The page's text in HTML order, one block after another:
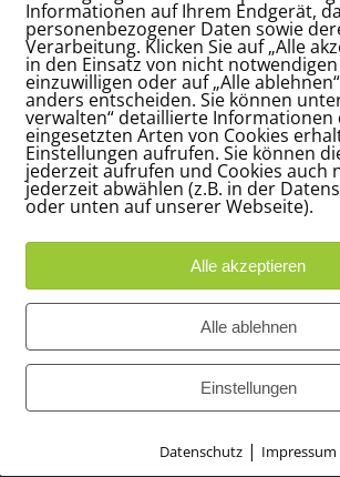
Assistenz (m/w/d) für
Geschäftsleitung
7. Januar 2022
Unser Auftraggeber ist ein
weltmarktführendes
auf 15.000 Quadratmetern
Firmengelände international
Oberflächen unter anderem
Fensterbänke, Türen & Zargen
produziert. Beliefert wird direkt
Großindustrie. Zum [...]
Informationen auf Ihrem Endgerät,
personenbezogener Daten sowie
Verarbeitung. Klicken Sie auf „Alle
in den Einsatz von nicht notwendigen
einzuwilligen oder auf „Alle
anders entscheiden. Sie können
verwalten“ detaillierte Informationen
eingesetzten Arten von Cookies
Einstellungen aufrufen. Sie können
jederzeit aufrufen und Cookies auch
jederzeit abwählen (z.B. in der
oder unten auf unserer Webseite).
Alle akzeptieren
Alle ablehnen
Einstellungen
Datenschutz | Impressum